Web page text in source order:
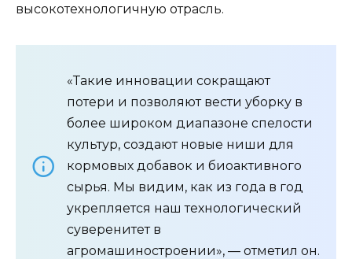
высокотехнологичную отрасль.
«Такие инновации сокращают
потери и позволяют вести уборку в
более широком диапазоне спелости
культур, создают новые ниши для
кормовых добавок и биоактивного
сырья. Мы видим, как из года в год
укрепляется наш технологический
суверенитет в
агромашиностроении», — отметил он.